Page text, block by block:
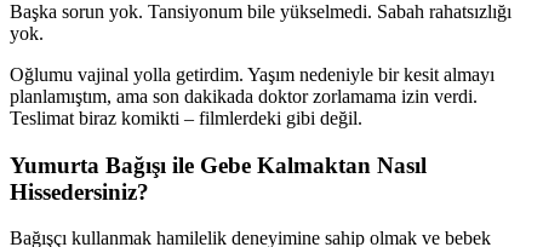
Başka sorun yok. Tansiyonum bile yükselmedi. Sabah rahatsızlığı
yok.
Oğlumu vajinal yolla getirdim. Yaşım nedeniyle bir kesit almayı
planlamıştım, ama son dakikada doktor zorlamama izin verdi.
Teslimat biraz komikti – filmlerdeki gibi değil.
Yumurta Bağışı ile Gebe Kalmaktan Nasıl
Hissedersiniz?
Bağışçı kullanmak hamilelik deneyimine sahip olmak ve bebek